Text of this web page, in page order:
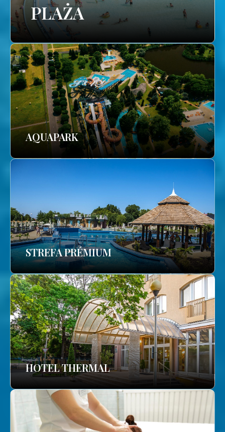
PLAŻA
AQUAPARK
STREFA PRÉMIUM
HOTEL THERMAL